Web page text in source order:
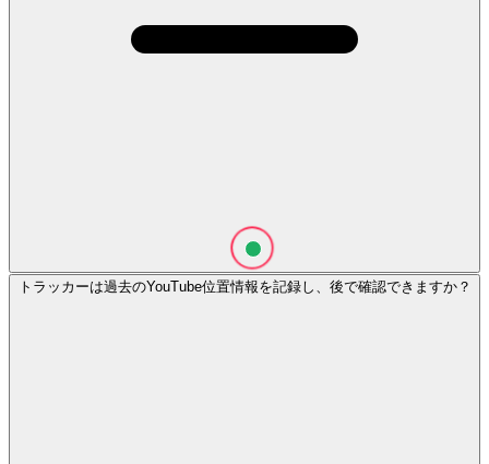
トラッカーは過去のYouTube位置情報を記録し、後で確認できますか？